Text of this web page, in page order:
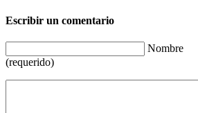
Escribir un comentario
Nombre
(requerido)